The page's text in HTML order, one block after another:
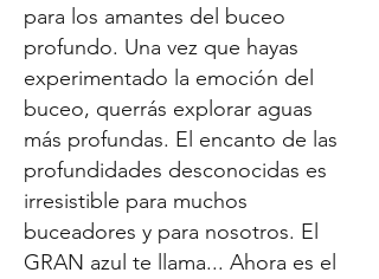
para los amantes del buceo
profundo. Una vez que hayas
experimentado la emoción del
buceo, querrás explorar aguas
más profundas. El encanto de las
profundidades desconocidas es
irresistible para muchos
buceadores y para nosotros. El
GRAN azul te llama... Ahora es el